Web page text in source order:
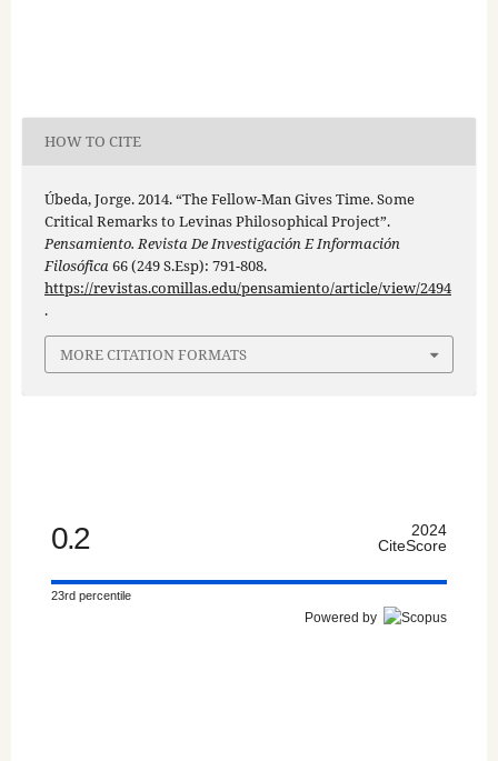
HOW TO CITE
Úbeda, Jorge. 2014. “The Fellow-Man Gives Time. Some
Critical Remarks to Levinas Philosophical Project”.
Pensamiento. Revista De Investigación E Información
Filosófica66 (249 S.Esp): 791-808.
https://revistas.comillas.edu/pensamiento/article/view/2494
.
MORE CITATION FORMATS
0.2
2024
CiteScore
23rd percentile
Powered by